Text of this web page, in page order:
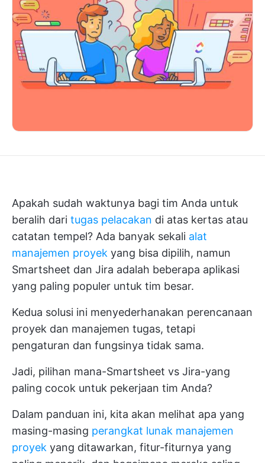
Apakah sudah waktunya bagi tim Anda untuk
beralih dari tugas pelacakan di atas kertas atau
catatan tempel? Ada banyak sekali alat
manajemen proyek yang bisa dipilih, namun
Smartsheet dan Jira adalah beberapa aplikasi
yang paling populer untuk tim besar.
Kedua solusi ini menyederhanakan perencanaan
proyek dan manajemen tugas, tetapi
pengaturan dan fungsinya tidak sama.
Jadi, pilihan mana-Smartsheet vs Jira-yang
paling cocok untuk pekerjaan tim Anda?
Dalam panduan ini, kita akan melihat apa yang
masing-masing perangkat lunak manajemen
proyek yang ditawarkan, fitur-fiturnya yang